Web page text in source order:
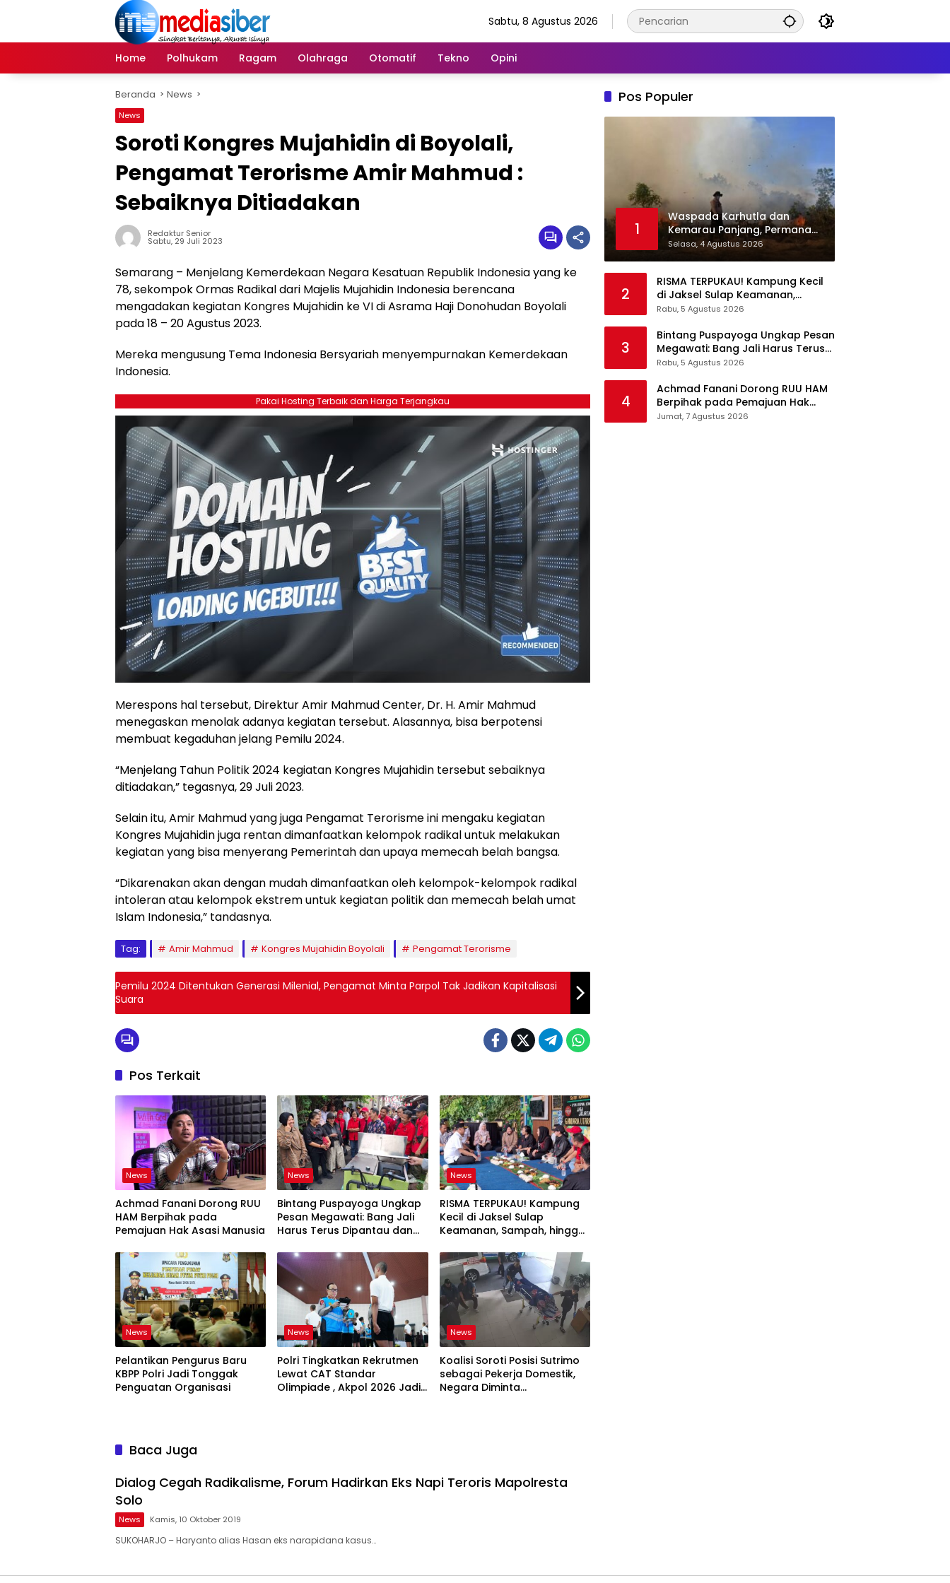
Sabtu, 8 Agustus 2026
Home Polhukam Ragam Olahraga Otomatif Tekno Opini
Beranda News
News
Soroti Kongres Mujahidin di Boyolali,
Pengamat Terorisme Amir Mahmud :
Sebaiknya Ditiadakan
Redaktur Senior
Sabtu, 29 Juli 2023
Semarang – Menjelang Kemerdekaan Negara Kesatuan Republik Indonesia yang ke
78, sekompok Ormas Radikal dari Majelis Mujahidin Indonesia berencana
mengadakan kegiatan Kongres Mujahidin ke VI di Asrama Haji Donohudan Boyolali
pada 18 – 20 Agustus 2023.
Mereka mengusung Tema Indonesia Bersyariah menyempurnakan Kemerdekaan
Indonesia.
Pakai Hosting Terbaik dan Harga Terjangkau
Merespons hal tersebut, Direktur Amir Mahmud Center, Dr. H. Amir Mahmud
menegaskan menolak adanya kegiatan tersebut. Alasannya, bisa berpotensi
membuat kegaduhan jelang Pemilu 2024.
“Menjelang Tahun Politik 2024 kegiatan Kongres Mujahidin tersebut sebaiknya
ditiadakan,” tegasnya, 29 Juli 2023.
Selain itu, Amir Mahmud yang juga Pengamat Terorisme ini mengaku kegiatan
Kongres Mujahidin juga rentan dimanfaatkan kelompok radikal untuk melakukan
kegiatan yang bisa menyerang Pemerintah dan upaya memecah belah bangsa.
“Dikarenakan akan dengan mudah dimanfaatkan oleh kelompok-kelompok radikal
intoleran atau kelompok ekstrem untuk kegiatan politik dan memecah belah umat
Islam Indonesia,” tandasnya.
Tag: Amir Mahmud Kongres Mujahidin Boyolali Pengamat Terorisme
Pemilu 2024 Ditentukan Generasi Milenial, Pengamat Minta Parpol Tak Jadikan Kapitalisasi
Suara
Pos Terkait
News
Achmad Fanani Dorong RUU
HAM Berpihak pada
Pemajuan Hak Asasi Manusia
News
Bintang Puspayoga Ungkap
Pesan Megawati: Bang Jali
Harus Terus Dipantau dan
News
RISMA TERPUKAU! Kampung
Kecil di Jaksel Sulap
Keamanan, Sampah, hingga
Sistem
News
Pelantikan Pengurus Baru
KBPP Polri Jadi Tonggak
Penguatan Organisasi
News
Polri Tingkatkan Rekrutmen
Lewat CAT Standar
Olimpiade , Akpol 2026 Jadi
News
Koalisi Soroti Posisi Sutrimo
sebagai Pekerja Domestik,
Negara Diminta
Baca Juga
Dialog Cegah Radikalisme, Forum Hadirkan Eks Napi Teroris Mapolresta
Solo
News Kamis, 10 Oktober 2019
SUKOHARJO – Haryanto alias Hasan eks narapidana kasus…
Pos Populer
1
Waspada Karhutla dan
Kemarau Panjang, Permana
Irmansyah Tekankan Mitigasi
Berbasis Komunitas
Selasa, 4 Agustus 2026
2
RISMA TERPUKAU! Kampung Kecil
di Jaksel Sulap Keamanan,
Sampah, hingga Ketahanan
Rabu, 5 Agustus 2026
3
Bintang Puspayoga Ungkap Pesan
Megawati: Bang Jali Harus Terus
Dipantau dan Dikembangkan
Rabu, 5 Agustus 2026
4
Achmad Fanani Dorong RUU HAM
Berpihak pada Pemajuan Hak
Asasi Manusia
Jumat, 7 Agustus 2026